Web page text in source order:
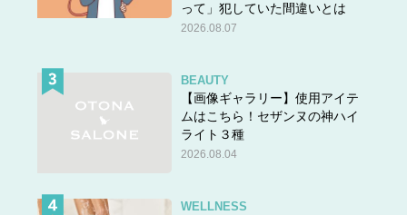
って」犯していた間違いとは
2026.08.07
BEAUTY
【画像ギャラリー】使用アイテ
ムはこちら！セザンヌの神ハイ
ライト３種
2026.08.04
WELLNESS